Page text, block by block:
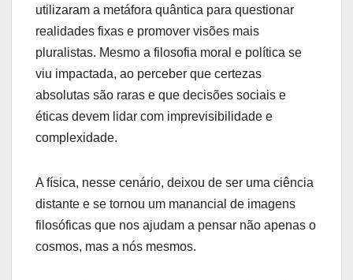
utilizaram a metáfora quântica para questionar
realidades fixas e promover visões mais
pluralistas. Mesmo a filosofia moral e política se
viu impactada, ao perceber que certezas
absolutas são raras e que decisões sociais e
éticas devem lidar com imprevisibilidade e
complexidade.
A física, nesse cenário, deixou de ser uma ciência
distante e se tornou um manancial de imagens
filosóficas que nos ajudam a pensar não apenas o
cosmos, mas a nós mesmos.